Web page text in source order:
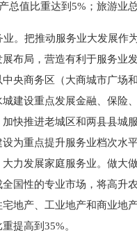
总值比重达到5%；旅游业
。把推动服务业大发展作
布局，营造有利于服务业
央商务区（大商城市广场
建设重点发展金融、保险
快推进老城区和两县县城
为重点提升服务业档次水
大力发展家庭服务业。做大
国性的专业市场，将高升
地产、工业地产和商业地
提高到35%。